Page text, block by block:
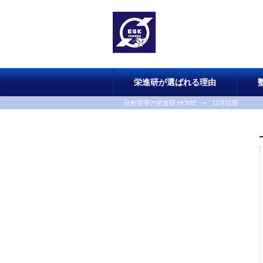
栄進研が選ばれる理由
分析指導の栄進研 HOME > 12月以降